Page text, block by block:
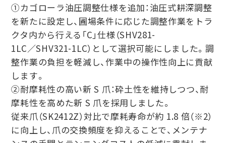
①カゴローラ油圧調整仕様を追加：油圧式耕深調整
を新たに設定し、圃場条件に応じた調整作業をトラ
クタ内から⾏える「C」仕様（SHV281-
1LC∕SHV321-1LC）として選択可能にしました。調
整作業の負担を軽減し、作業中の操作性向上に貢献
します。
②耐摩耗性の⾼い新 S ⽖：砕⼟性を維持しつつ、耐
摩耗性を⾼めた新 S ⽖を採⽤しました。
従来⽖（SK2412Z）対⽐で摩耗寿命が約 1.8 倍（※2）
に向上し、⽖の交換頻度を抑えることで、メンテナ